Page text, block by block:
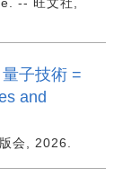
子技術 =
and
会, 2026.